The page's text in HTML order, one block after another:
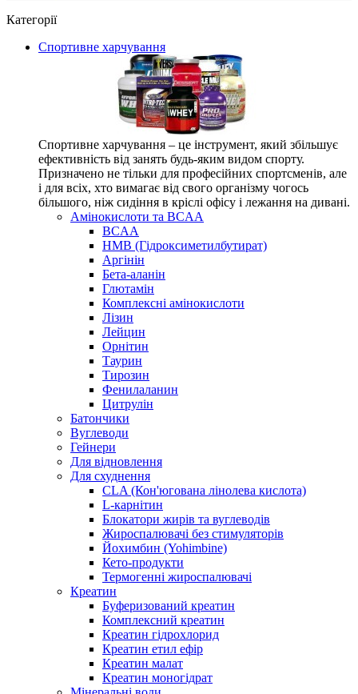
Категорії
Спортивне харчування
Спортивне харчування – це інструмент, який збільшує
ефективність від занять будь-яким видом спорту.
Призначено не тільки для професійних спортсменів, але
і для всіх, хто вимагає від свого організму чогось
більшого, ніж сидіння в кріслі офісу і лежання на дивані.
Амінокислоти та BCAA
BCAA
HMB (Гідроксиметилбутират)
Аргінін
Бета-аланін
Глютамін
Комплексні амінокислоти
Лізин
Лейцин
Орнітин
Таурин
Тирозин
Фенилаланин
Цитрулін
Батончики
Вуглеводи
Гейнери
Для відновлення
Для схуднення
CLA (Кон'югована лінолева кислота)
L-карнітин
Блокатори жирів та вуглеводів
Жироспалювачі без стимуляторів
Йохимбин (Yohimbine)
Кето-продукти
Термогенні жироспалювачі
Креатин
Буферизований креатин
Комплексний креатин
Креатин гідрохлорид
Креатин етил ефір
Креатин малат
Креатин моногідрат